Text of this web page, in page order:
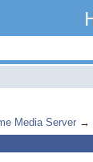
Media Server →